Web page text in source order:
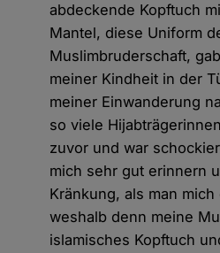
abdeckende Kopftuch
Mantel, diese Uniform
Muslimbruderschaft,
meiner Kindheit in der
meiner Einwanderung
so viele
zuvor und war
mich sehr gut erinnern
Kränkung, als man
weshalb denn meine
islamisches Kopftuch